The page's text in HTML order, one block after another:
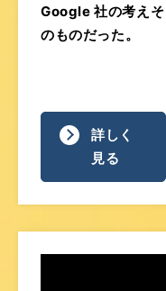
Google 社の考えそ
のものだった。
詳しく
見る